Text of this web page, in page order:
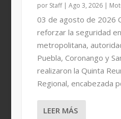
por Staff| Ago 3, 2026|
03 de agosto de 2026
reforzar la seguridad
metropolitana,
Puebla, Coronango y
realizaron la Quinta
Regional, encabezada
LEER MÁS